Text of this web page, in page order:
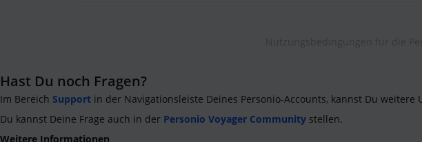
Hast Du noch Fragen?
Im Bereich Support in der Navigationsleiste Deines Personio-Accounts, kannst Du
Du kannst Deine Frage auch in der Personio Voyager Community stellen.
Weitere Informationen